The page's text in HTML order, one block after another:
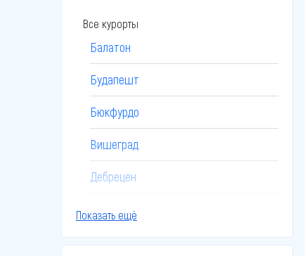
Все курорты
Балатон
Будапешт
Бюкфурдо
Вишеград
Дебрецен
Дьюла
Показать ещё